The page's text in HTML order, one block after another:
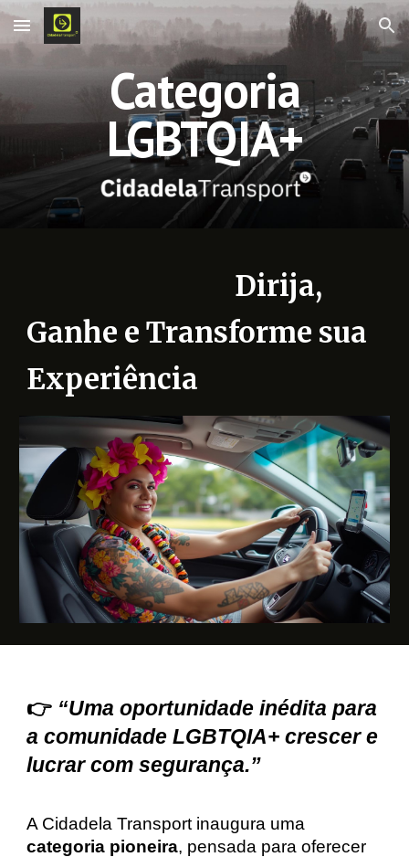
Skip to main content Skip to navigation
Categoria
LGBTQIA+
Dirija,
Ganhe e Transforme sua
Experiência
👉 “Uma oportunidade inédita para
a comunidade LGBTQIA+ crescer e
lucrar com segurança.”
A Cidadela Transport inaugura uma
categoria pioneira, pensada para oferecer